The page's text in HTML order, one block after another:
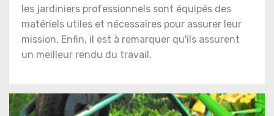
les jardiniers professionnels sont équipés des
matériels utiles et nécessaires pour assurer leur
mission. Enfin, il est à remarquer qu'ils assurent
un meilleur rendu du travail.